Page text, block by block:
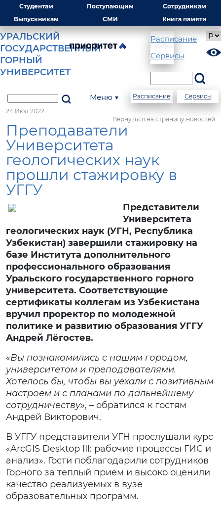
Студентам Поступающим
Сотрудникам
Выпускникам
СМИ Книга памяти
УРАЛЬСКИЙ
ГОСУДАРСТВЕННЫЙ
ГОРНЫЙ
УНИВЕРСИТЕТ
Расписание
Сервисы
Меню ▼ Расписание Сервисы
24 Июл 2022
Вернуться на страницу новостей
Преподаватели
Университета
геологических наук
прошли стажировку в
УГГУ
Представители
Университета
геологических наук (УГН, Республика
Узбекистан) завершили стажировку на
базе Института дополнительного
профессионального образования
Уральского государственного горного
университета. Соответствующие
сертификаты коллегам из Узбекистана
вручил проректор по молодежной
политике и развитию образования УГГУ
Андрей Лёгостев.
«Вы познакомились с нашим городом,
университетом и преподавателями.
Хотелось бы, чтобы вы уехали с позитивным
настроем и с планами по дальнейшему
сотрудничеству», – обратился к гостям
Андрей Викторович.
В УГГУ представители УГН прослушали курс
«ArcGIS Desktop III: рабочие процессы ГИС и
анализ». Гости поблагодарили сотрудников
Горного за теплый прием и высоко оценили
качество реализуемых в вузе
образовательных программ.